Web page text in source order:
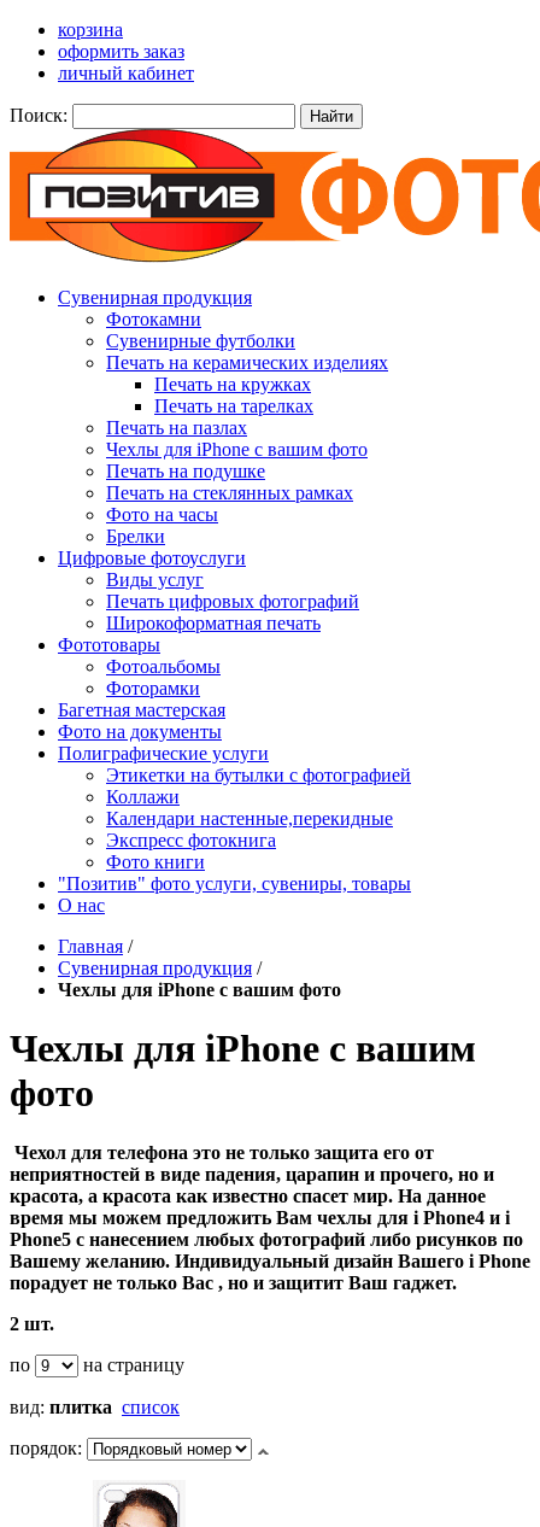
корзина
оформить заказ
личный кабинет
Поиск: Найти
Сувенирная продукция
Фотокамни
Сувенирные футболки
Печать на керамических изделиях
Печать на кружках
Печать на тарелках
Печать на пазлах
Чехлы для iPhone с вашим фото
Печать на подушке
Печать на стеклянных рамках
Фото на часы
Брелки
Цифровые фотоуслуги
Виды услуг
Печать цифровых фотографий
Широкоформатная печать
Фототовары
Фотоальбомы
Фоторамки
Багетная мастерская
Фото на документы
Полиграфические услуги
Этикетки на бутылки c фотографией
Коллажи
Календари настенные,перекидные
Экспресс фотокнига
Фото книги
"Позитив" фото услуги, сувениры, товары
О нас
Главная /
Сувенирная продукция /
Чехлы для iPhone с вашим фото
Чехлы для iPhone с вашим
фото
Чехол для телефона это не только защита его от
неприятностей в виде падения, царапин и прочего, но и
красота, а красота как известно спасет мир. На данное
время мы можем предложить Вам чехлы для i Phone4 и i
Phone5 с нанесением любых фотографий либо рисунков по
Вашему желанию. Индивидуальный дизайн Вашего i Phone
порадует не только Вас , но и защитит Ваш гаджет.
2 шт.
по
на страницу
вид: плитка список
порядок: